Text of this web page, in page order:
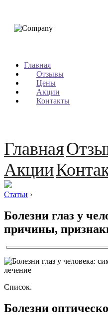
Главная
Отзывы
Цены
Акции
Контакты
Главная
Акции
Статьи ›
Болезни глаз у
причины,
Список.
Болезни